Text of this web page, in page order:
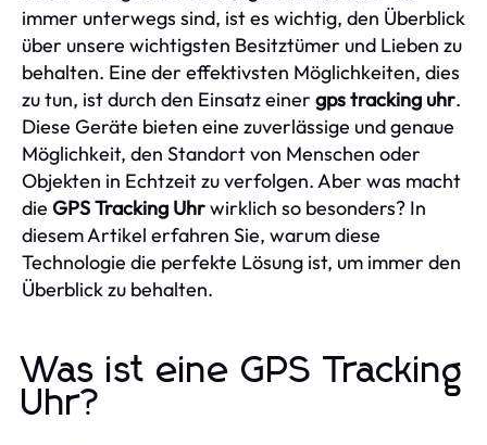
immer unterwegs sind, ist es wichtig, den Überblick
über unsere wichtigsten Besitztümer und Lieben zu
behalten. Eine der effektivsten Möglichkeiten, dies
zu tun, ist durch den Einsatz einer gps tracking uhr.
Diese Geräte bieten eine zuverlässige und genaue
Möglichkeit, den Standort von Menschen oder
Objekten in Echtzeit zu verfolgen. Aber was macht
die GPS Tracking Uhrwirklich so besonders? In
diesem Artikel erfahren Sie, warum diese
Technologie die perfekte Lösung ist, um immer den
Überblick zu behalten.
Was ist eine GPS Tracking
Uhr?